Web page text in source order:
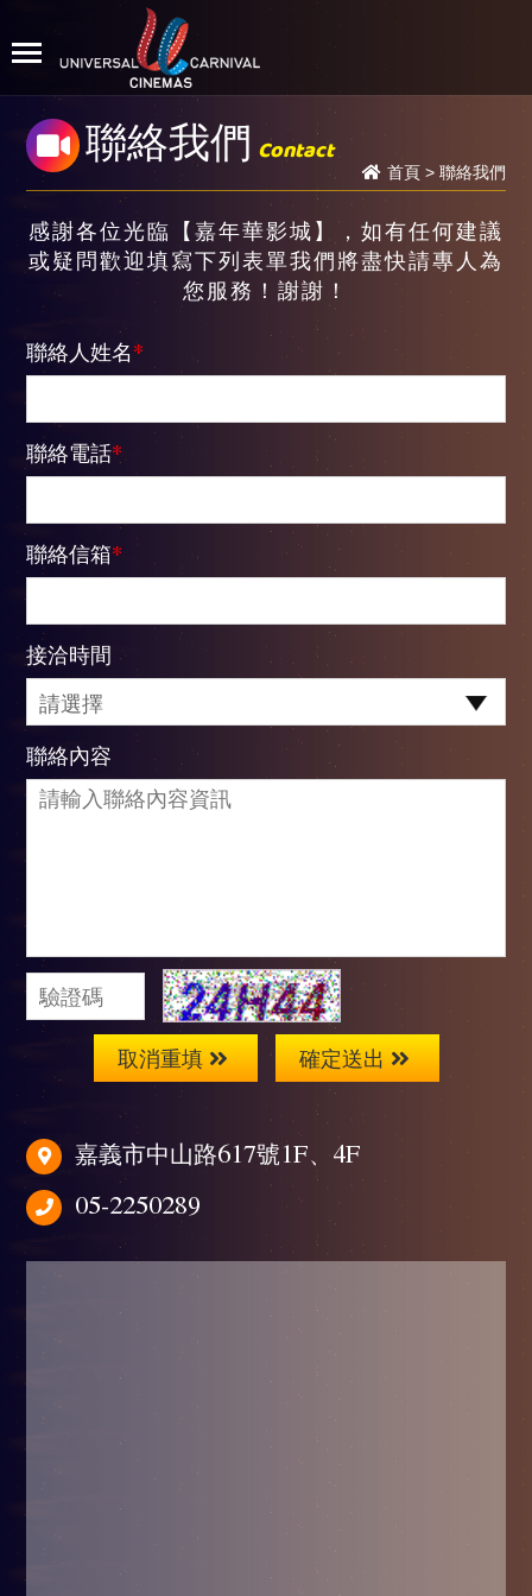
聯絡我們 Contact
首頁> 聯絡我們
感謝各位光臨【嘉年華影城】，如有任何建議
或疑問歡迎填寫下列表單我們將盡快請專人為
您服務！謝謝！
聯絡人姓名*
聯絡電話*
聯絡信箱*
接洽時間
聯絡內容
取消重填 確定送出
嘉義市中山路617號1F、4F
05-2250289